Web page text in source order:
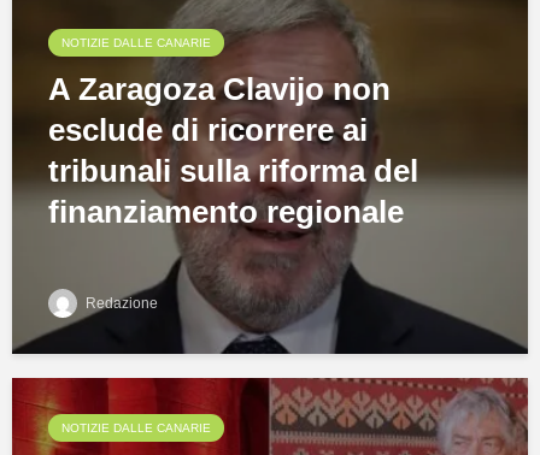
NOTIZIE DALLE CANARIE
A Zaragoza Clavijo non
esclude di ricorrere ai
tribunali sulla riforma del
finanziamento regionale
Redazione
NOTIZIE DALLE CANARIE